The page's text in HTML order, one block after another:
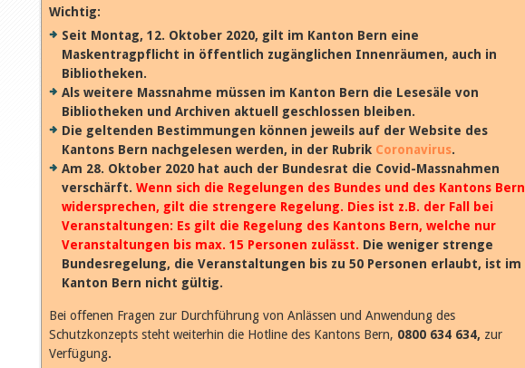
Wichtig:
Seit Montag, 12. Oktober 2020, gilt im Kanton Bern eine
Maskentragpflicht in öffentlich zugänglichen Innenräumen, auch in
Bibliotheken.
Als weitere Massnahme müssen im Kanton Bern die Lesesäle von
Bibliotheken und Archiven aktuell geschlossen bleiben.
Die geltenden Bestimmungen können jeweils auf der Website des
Kantons Bern nachgelesen werden, in der Rubrik Coronavirus.
Am 28. Oktober 2020 hat auch der Bundesrat die Covid-Massnahmen
verschärft. Wenn sich die Regelungen des Bundes und des Kantons Bern
widersprechen, gilt die strengere Regelung. Dies ist z.B. der Fall bei
Veranstaltungen: Es gilt die Regelung des Kantons Bern, welche nur
Veranstaltungen bis max. 15 Personen zulässt. Die weniger strenge
Bundesregelung, die Veranstaltungen bis zu 50 Personen erlaubt, ist im
Kanton Bern nicht gültig.
Bei offenen Fragen zur Durchführung von Anlässen und Anwendung des
Schutzkonzepts steht weiterhin die Hotline des Kantons Bern, 0800 634 634, zur
Verfügung.